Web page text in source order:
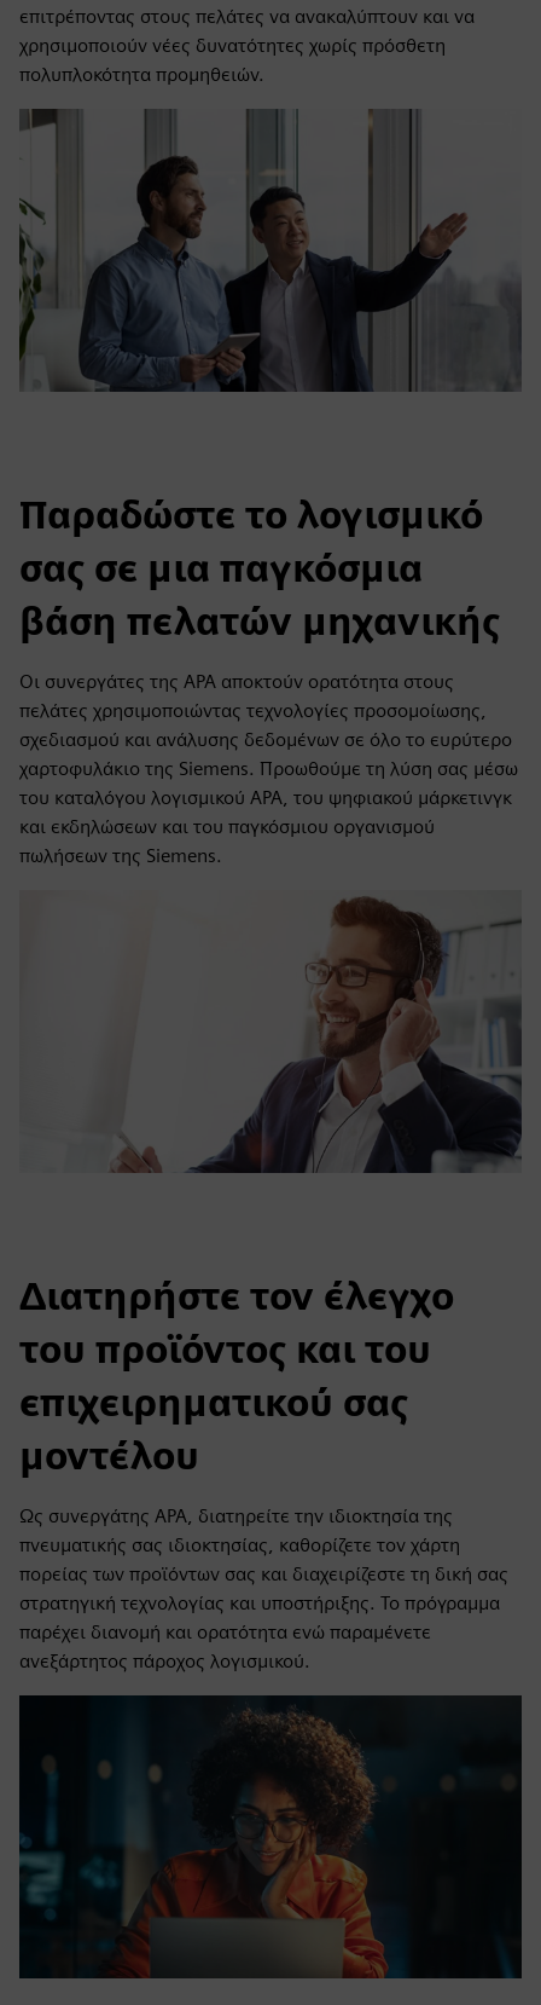
επιτρέποντας στους πελάτες να ανακαλύπτουν και να
χρησιμοποιούν νέες δυνατότητες χωρίς πρόσθετη
πολυπλοκότητα προμηθειών.
Παραδώστε το λογισμικό
σας σε μια παγκόσμια
βάση πελατών μηχανικής
Οι συνεργάτες της APA αποκτούν ορατότητα στους
πελάτες χρησιμοποιώντας τεχνολογίες προσομοίωσης,
σχεδιασμού και ανάλυσης δεδομένων σε όλο το ευρύτερο
χαρτοφυλάκιο της Siemens. Προωθούμε τη λύση σας μέσω
του καταλόγου λογισμικού APA, του ψηφιακού μάρκετινγκ
και εκδηλώσεων και του παγκόσμιου οργανισμού
πωλήσεων της Siemens.
Διατηρήστε τον έλεγχο
του προϊόντος και του
επιχειρηματικού σας
μοντέλου
Ως συνεργάτης APA, διατηρείτε την ιδιοκτησία της
πνευματικής σας ιδιοκτησίας, καθορίζετε τον χάρτη
πορείας των προϊόντων σας και διαχειρίζεστε τη δική σας
στρατηγική τεχνολογίας και υποστήριξης. Το πρόγραμμα
παρέχει διανομή και ορατότητα ενώ παραμένετε
ανεξάρτητος πάροχος λογισμικού.